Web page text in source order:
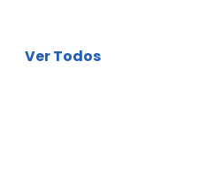
Ver Todos